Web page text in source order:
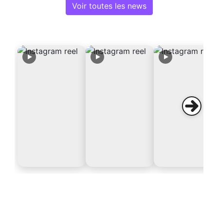
Voir toutes les news